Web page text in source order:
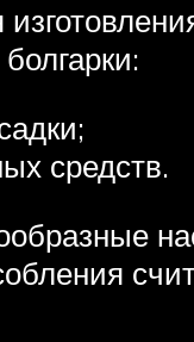
средств.